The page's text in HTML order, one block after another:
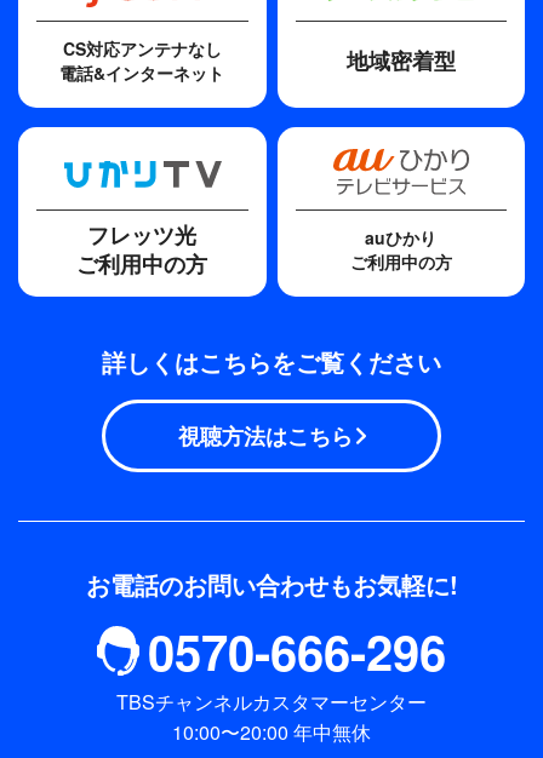
CS対応アンテナなし
電話&インターネット
地域密着型
フレッツ光
ご利用中の方
auひかり
ご利用中の方
詳しくはこちらをご覧ください
視聴方法はこちら
お電話のお問い合わせもお気軽に!
0570-666-296
TBSチャンネルカスタマーセンター
10:00〜20:00 年中無休